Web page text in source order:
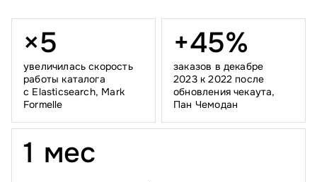
×5
увеличилась скорость
работы каталога
с Elasticsearch, Mark
Formelle
+45%
заказов в декабре
2023 к 2022 после
обновления чекаута,
Пан Чемодан
1 мес